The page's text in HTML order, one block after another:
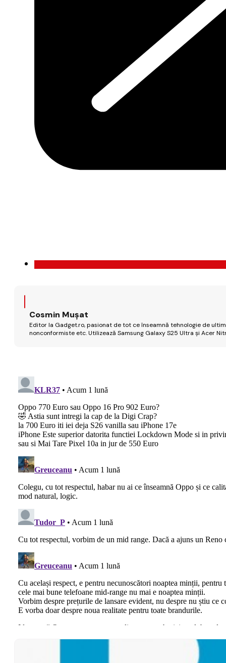
Cosmin Mușat
Editor la Gadget.ro, pasionat de tot ce înseamnă tehnologie de
nonconformiste etc. Utilizează Samsung Galaxy S25 Ultra și Acer